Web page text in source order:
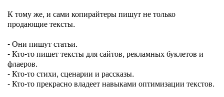
К тому же, и сами копирайтеры пишут не только
продающие тексты.
- Они пишут статьи.
- Кто-то пишет тексты для сайтов, рекламных буклетов и
флаеров.
- Кто-то стихи, сценарии и рассказы.
- Кто-то прекрасно владеет навыками оптимизации текстов.